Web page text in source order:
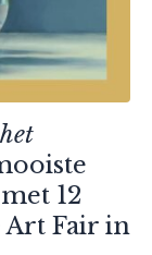
12
Fair in